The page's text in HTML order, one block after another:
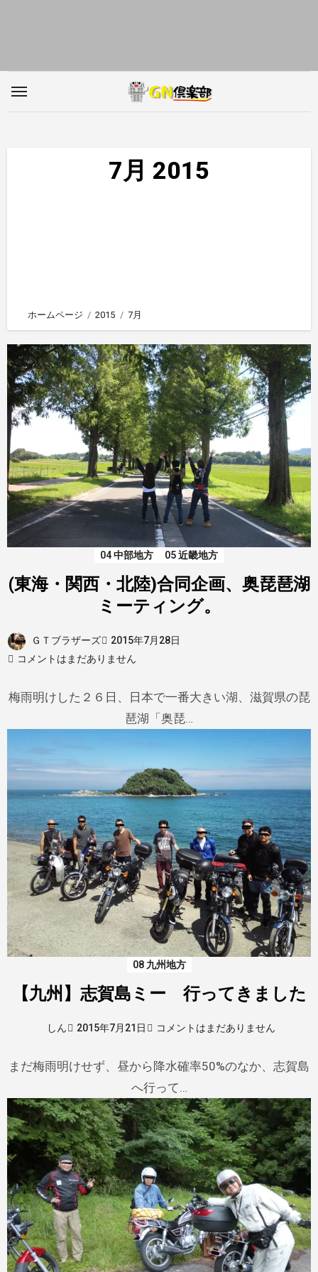
ス
7月 2015
ホームページ 2015 7月
04 中部地方 05 近畿地方
(東海・関西・北陸)合同企画、奥琵琶湖
ミーティング。
ＧＴブラザーズ
2015年7月28日
コメントはまだありません
梅雨明けした２６日、日本で一番大きい湖、滋賀県の琵
琶湖「奥琵…
08 九州地方
【九州】志賀島ミー 行ってきました
しん 2015年7月21日 コメントはまだありません
まだ梅雨明けせず、昼から降水確率50%のなか、志賀島
へ行って…